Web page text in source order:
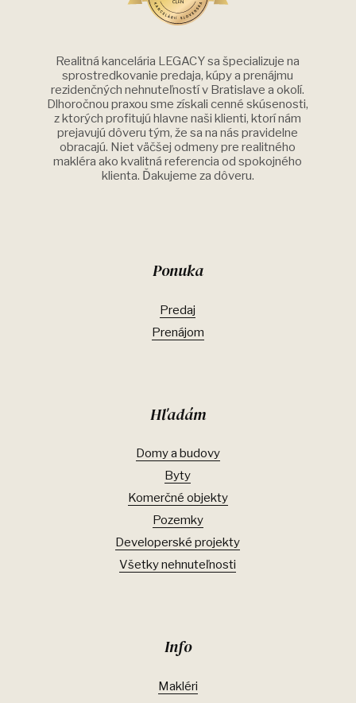
Realitná kancelária LEGACY sa špecializuje na
sprostredkovanie predaja, kúpy a prenájmu
rezidenčných nehnuteľností v Bratislave a okolí.
Dlhoročnou praxou sme získali cenné skúsenosti,
z ktorých profitujú hlavne naši klienti, ktorí nám
prejavujú dôveru tým, že sa na nás pravidelne
obracajú. Niet väčšej odmeny pre realitného
makléra ako kvalitná referencia od spokojného
klienta. Ďakujeme za dôveru.
Ponuka
Predaj
Prenájom
Hľadám
Domy a budovy
Byty
Komerčné objekty
Pozemky
Developerské projekty
Všetky nehnuteľnosti
Info
Makléri